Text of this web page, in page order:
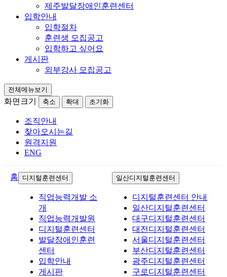
제주발달장애인훈련센터
입학안내
입학절차
훈련생 모집공고
입학하고 싶어요
게시판
외부강사 모집공고
전체메뉴보기
화면크기 축소 확대 초기화
조직안내
찾아오시는길
원격지원
ENG
홈 디지털훈련센터
직업능력개발 소
개
직업능력개발원
디지털훈련센터
발달장애인훈련
센터
입학안내
게시판
일산디지털훈련센터
디지털훈련센터 안내
일산디지털훈련센터
대구디지털훈련센터
대전디지털훈련센터
서울디지털훈련센터
부산디지털훈련센터
광주디지털훈련센터
구로디지털훈련센터